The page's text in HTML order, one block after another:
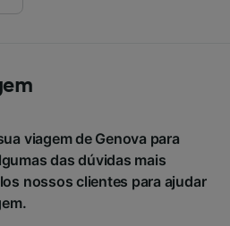
viagem de Genova para
das dúvidas mais
nossos clientes para ajudar